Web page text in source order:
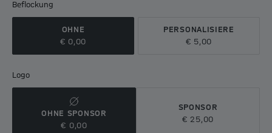
Beflockung
OHNE
€ 0,00
PERSONALISIERE
€ 5,00
Logo
OHNE SPONSOR
€ 0,00
SPONSOR
€ 25,00